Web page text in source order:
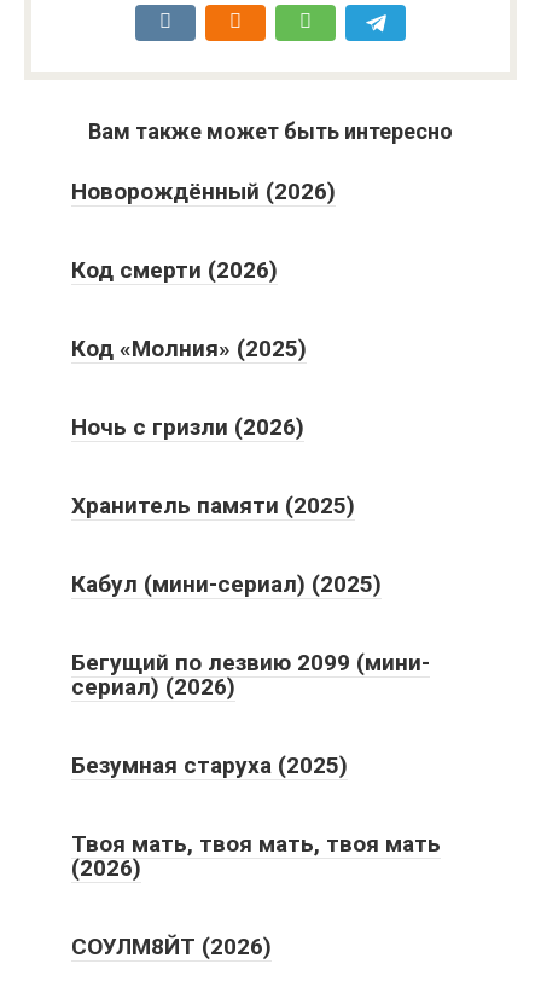
Вам также может быть интересно
Новорождённый (2026)
Код смерти (2026)
Код «Молния» (2025)
Ночь с гризли (2026)
Хранитель памяти (2025)
Кабул (мини-сериал) (2025)
Бегущий по лезвию 2099 (мини-
сериал) (2026)
Безумная старуха (2025)
Твоя мать, твоя мать, твоя мать
(2026)
СОУЛМ8ЙТ (2026)